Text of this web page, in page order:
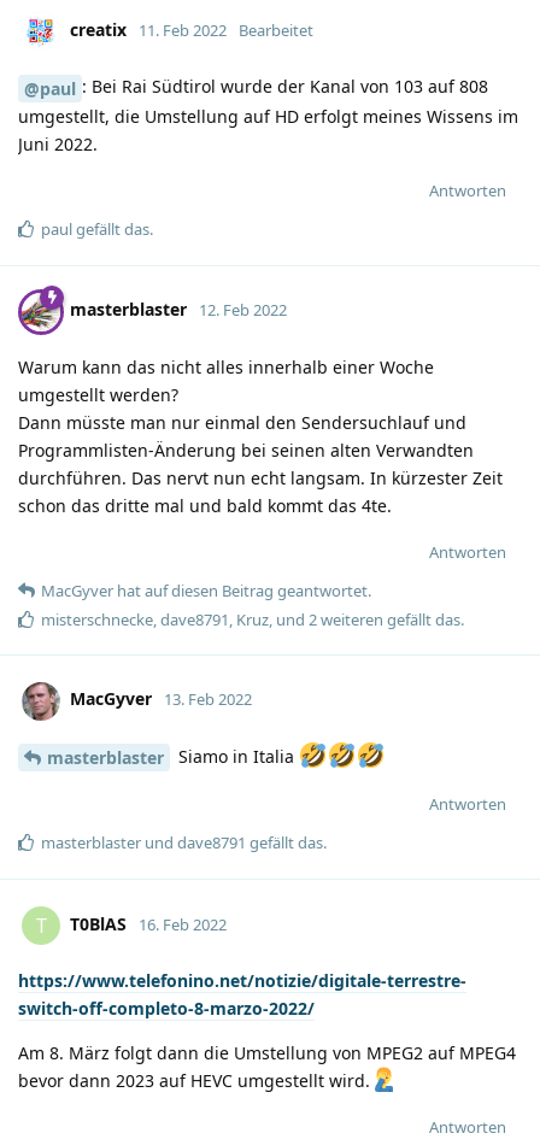
creatix 11. Feb 2022 Bearbeitet
@paul : Bei Rai Südtirol wurde der Kanal von 103 auf 808
umgestellt, die Umstellung auf HD erfolgt meines Wissens im
Juni 2022.
Antworten
paulgefällt das.
masterblaster 12. Feb 2022
Warum kann das nicht alles innerhalb einer Woche
umgestellt werden?
Dann müsste man nur einmal den Sendersuchlauf und
Programmlisten-Änderung bei seinen alten Verwandten
durchführen. Das nervt nun echt langsam. In kürzester Zeit
schon das dritte mal und bald kommt das 4te.
Antworten
MacGyver hatauf diesen Beitrag geantwortet.
misterschnecke dave8791 Kruz , und 2weiteren gefällt das.
MacGyver 13. Feb 2022
masterblaster Siamo in Italia
Antworten
masterblaster und dave8791 gefällt das.
T T0BlAS 16. Feb 2022
https://www.telefonino.net/notizie/digitale-terrestre-
switch-off-completo-8-marzo-2022/
Am 8. März folgt dann die Umstellung von MPEG2 auf MPEG4
bevor dann 2023 auf HEVC umgestellt wird.
Antworten